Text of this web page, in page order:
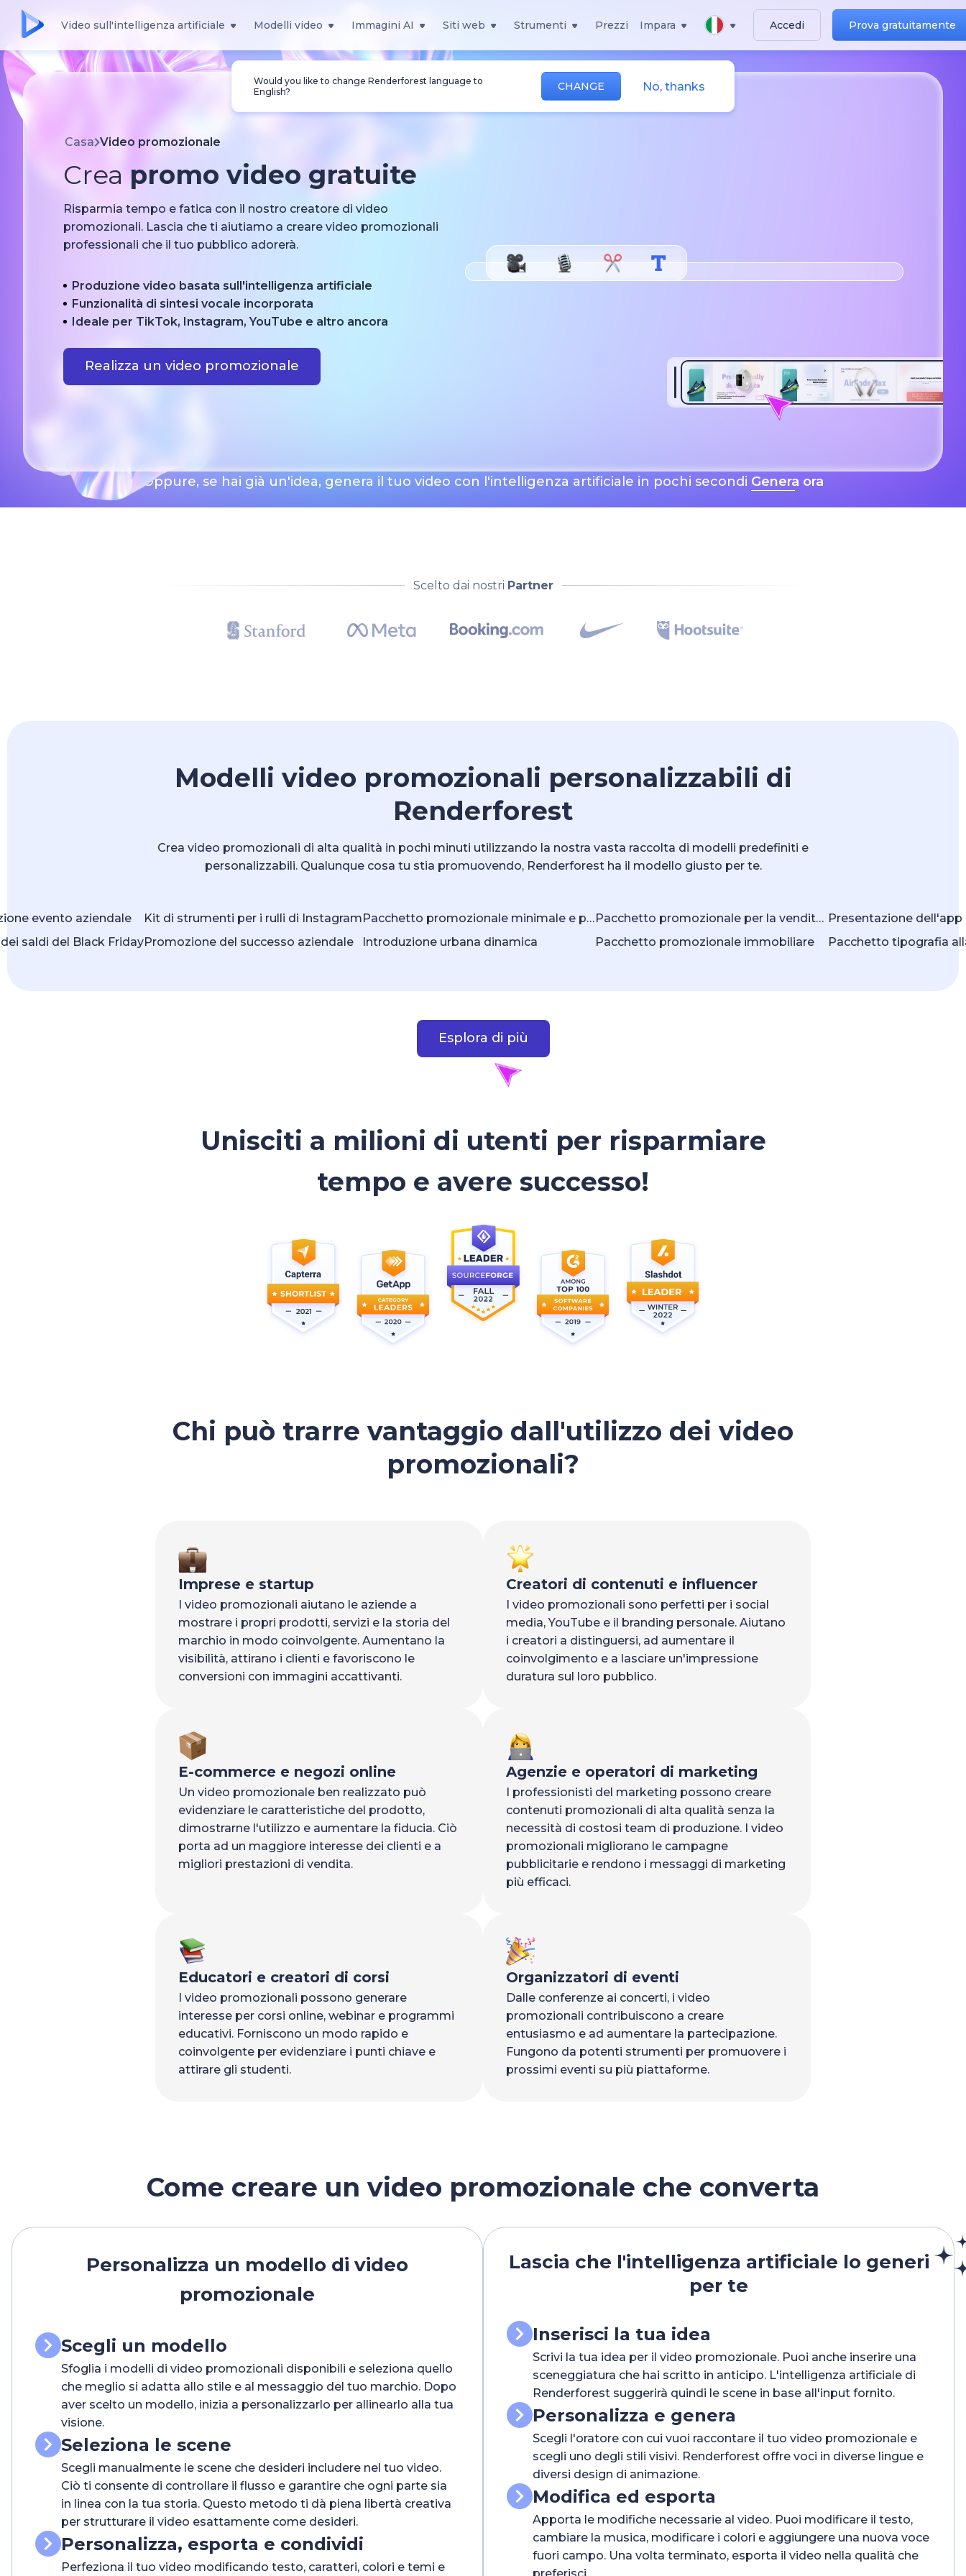
Video sull'intelligenza artificiale Modelli video Immagini AI Siti web Strumenti Prezzi Impara Accedi Prova gratuitamente
Would you like to change Renderforest language to
English?
CHANGE No, thanks
Casa Video promozionale
Crea promo video gratuite
Risparmia tempo e fatica con il nostro creatore di video
promozionali. Lascia che ti aiutiamo a creare video promozionali
professionali che il tuo pubblico adorerà.
Produzione video basata sull'intelligenza artificiale
Funzionalità di sintesi vocale incorporata
Ideale per TikTok, Instagram, YouTube e altro ancora
Realizza un video promozionale
Oppure, se hai già un'idea, genera il tuo video con l'intelligenza artificiale in pochi secondi Genera ora
Scelto dai nostri Partner
Modelli video promozionali personalizzabili di
Renderforest
Crea video promozionali di alta qualità in pochi minuti utilizzando la nostra vasta raccolta di modelli predefiniti e
personalizzabili. Qualunque cosa tu stia promuovendo, Renderforest ha il modello giusto per te.
evento aziendale
saldi del Black Friday
Kit di strumenti per i rulli di Instagram
Promozione del successo aziendale
Pacchetto promozionale minimale e pulito
Introduzione urbana dinamica
Pacchetto promozionale per la vendita dei prodotti
Pacchetto promozionale immobiliare
Presentazione
Pacchetto tipografia
Esplora di più
Unisciti a milioni di utenti per risparmiare
tempo e avere successo!
Chi può trarre vantaggio dall'utilizzo dei video
promozionali?
Imprese e startup
I video promozionali aiutano le aziende a
mostrare i propri prodotti, servizi e la storia del
marchio in modo coinvolgente. Aumentano la
visibilità, attirano i clienti e favoriscono le
conversioni con immagini accattivanti.
Creatori di contenuti e influencer
I video promozionali sono perfetti per i social
media, YouTube e il branding personale. Aiutano
i creatori a distinguersi, ad aumentare il
coinvolgimento e a lasciare un'impressione
duratura sul loro pubblico.
E-commerce e negozi online
Un video promozionale ben realizzato può
evidenziare le caratteristiche del prodotto,
dimostrarne l'utilizzo e aumentare la fiducia. Ciò
porta ad un maggiore interesse dei clienti e a
migliori prestazioni di vendita.
Agenzie e operatori di marketing
I professionisti del marketing possono creare
contenuti promozionali di alta qualità senza la
necessità di costosi team di produzione. I video
promozionali migliorano le campagne
pubblicitarie e rendono i messaggi di marketing
più efficaci.
Educatori e creatori di corsi
I video promozionali possono generare
interesse per corsi online, webinar e programmi
educativi. Forniscono un modo rapido e
coinvolgente per evidenziare i punti chiave e
attirare gli studenti.
Organizzatori di eventi
Dalle conferenze ai concerti, i video
promozionali contribuiscono a creare
entusiasmo e ad aumentare la partecipazione.
Fungono da potenti strumenti per promuovere i
prossimi eventi su più piattaforme.
Come creare un video promozionale che converta
Personalizza un modello di video
promozionale
Scegli un modello
Sfoglia i modelli di video promozionali disponibili e seleziona quello
che meglio si adatta allo stile e al messaggio del tuo marchio. Dopo
aver scelto un modello, inizia a personalizzarlo per allinearlo alla tua
visione.
Seleziona le scene
Scegli manualmente le scene che desideri includere nel tuo video.
Ciò ti consente di controllare il flusso e garantire che ogni parte sia
in linea con la tua storia. Questo metodo ti dà piena libertà creativa
per strutturare il video esattamente come desideri.
Personalizza, esporta e condividi
Perfeziona il tuo video modificando testo, caratteri, colori e temi e
Lascia che l'intelligenza artificiale lo generi
per te
Inserisci la tua idea
Scrivi la tua idea per il video promozionale. Puoi anche inserire una
sceneggiatura che hai scritto in anticipo. L'intelligenza artificiale di
Renderforest suggerirà quindi le scene in base all'input fornito.
Personalizza e genera
Scegli l'oratore con cui vuoi raccontare il tuo video promozionale e
scegli uno degli stili visivi. Renderforest offre voci in diverse lingue e
diversi design di animazione.
Modifica ed esporta
Apporta le modifiche necessarie al video. Puoi modificare il testo,
cambiare la musica, modificare i colori e aggiungere una nuova voce
fuori campo. Una volta terminato, esporta il video nella qualità che